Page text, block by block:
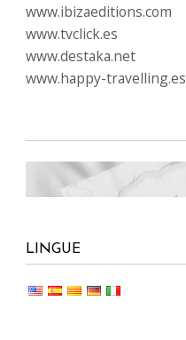
www.ibizaeditions.com
www.tvclick.es
www.destaka.net
www.happy-travelling.es
LINGUE